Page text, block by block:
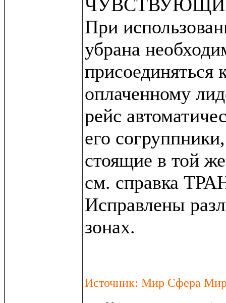
При
убрана
присоединяться
оплаченному
рейс
его согруппники,
стоящие в той
см. справка
Исправлены
зонах.
Источник: Мир Сфера